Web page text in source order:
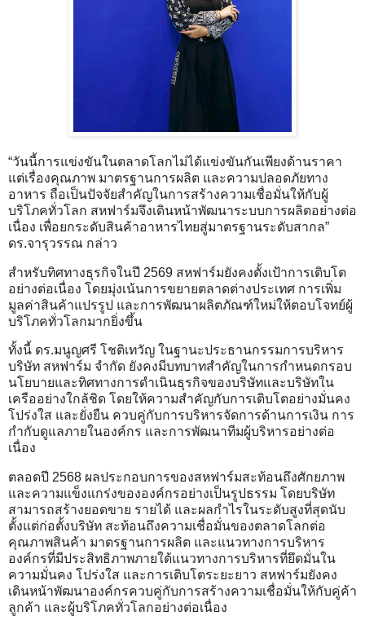
“วันนี้การแข่งขันในตลาดโลกไม่ได้แข่งขันกันเพียงด้านราคา
แต่เรื่องคุณภาพ มาตรฐานการผลิต และความปลอดภัยทาง
อาหาร ถือเป็นปัจจัยสำคัญในการสร้างความเชื่อมั่นให้กับผู้
บริโภคทั่วโลก สหฟาร์มจึงเดินหน้าพัฒนาระบบการผลิตอย่างต่อ
เนื่อง เพื่อยกระดับสินค้าอาหารไทยสู่มาตรฐานระดับสากล”
ดร.จารุวรรณ กล่าว
สำหรับทิศทางธุรกิจในปี 2569 สหฟาร์มยังคงตั้งเป้าการเติบโต
อย่างต่อเนื่อง โดยมุ่งเน้นการขยายตลาดต่างประเทศ การเพิ่ม
มูลค่าสินค้าแปรรูป และการพัฒนาผลิตภัณฑ์ใหม่ให้ตอบโจทย์ผู้
บริโภคทั่วโลกมากยิ่งขึ้น
ทั้งนี้ ดร.มนูญศรี โชติเทวัญ ในฐานะประธานกรรมการบริหาร
บริษัท สหฟาร์ม จำกัด ยังคงมีบทบาทสำคัญในการกำหนดกรอบ
นโยบายและทิศทางการดำเนินธุรกิจของบริษัทและบริษัทใน
เครืออย่างใกล้ชิด โดยให้ความสำคัญกับการเติบโตอย่างมั่นคง
โปร่งใส และยั่งยืน ควบคู่กับการบริหารจัดการด้านการเงิน การ
กำกับดูแลภายในองค์กร และการพัฒนาทีมผู้บริหารอย่างต่อ
เนื่อง
ตลอดปี 2568 ผลประกอบการของสหฟาร์มสะท้อนถึงศักยภาพ
และความแข็งแกร่งขององค์กรอย่างเป็นรูปธรรม โดยบริษัท
สามารถสร้างยอดขาย รายได้ และผลกำไรในระดับสูงที่สุดนับ
ตั้งแต่ก่อตั้งบริษัท สะท้อนถึงความเชื่อมั่นของตลาดโลกต่อ
คุณภาพสินค้า มาตรฐานการผลิต และแนวทางการบริหาร
องค์กรที่มีประสิทธิภาพภายใต้แนวทางการบริหารที่ยึดมั่นใน
ความมั่นคง โปร่งใส และการเติบโตระยะยาว สหฟาร์มยังคง
เดินหน้าพัฒนาองค์กรควบคู่กับการสร้างความเชื่อมั่นให้กับคู่ค้า
ลูกค้า และผู้บริโภคทั่วโลกอย่างต่อเนื่อง